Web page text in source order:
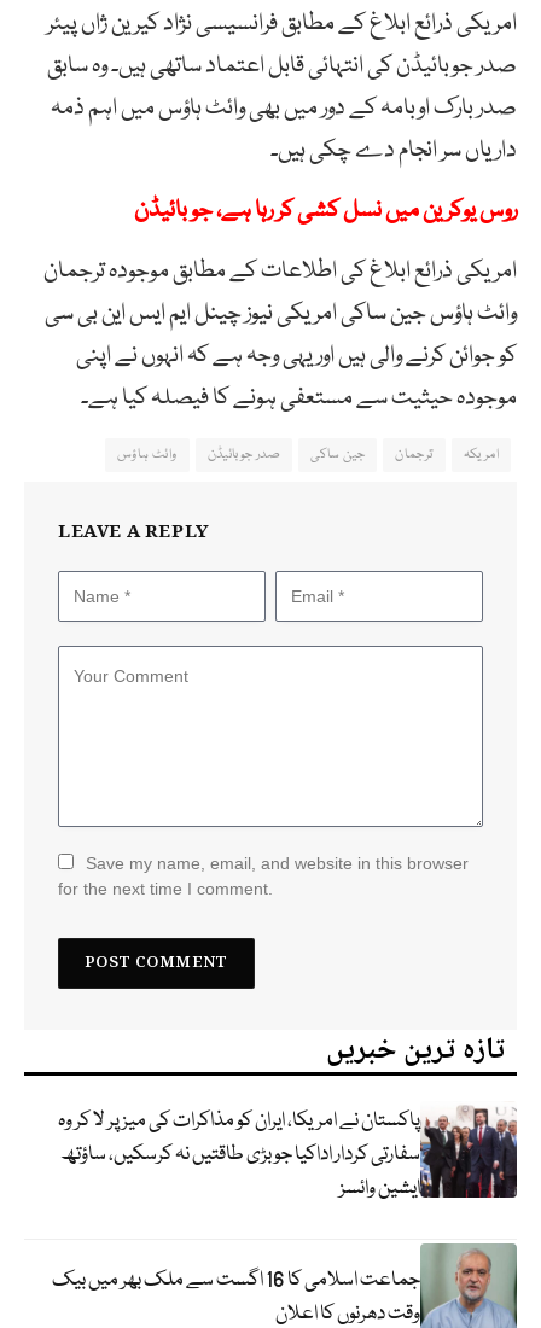
امریکی ذرائع ابلاغ کے مطابق فرانسیسی نژاد کیرین ژاں پیئر
صدر جوبائیڈن کی انتہائی قابل اعتماد ساتھی ہیں۔ وہ سابق
صدر بارک اوبامہ کے دور میں بھی وائٹ ہاؤس میں اہم ذمہ
داریاں سر انجام دے چکی ہیں۔
روس یوکرین میں نسل کشی کر رہا ہے، جو بائیڈن
امریکی ذرائع ابلاغ کی اطلاعات کے مطابق موجودہ ترجمان
وائٹ ہاؤس جین ساکی امریکی نیوز چینل ایم ایس این بی سی
کو جوائن کرنے والی ہیں اور یہی وجہ ہے کہ انہوں نے اپنی
موجودہ حیثیت سے مستعفی ہونے کا فیصلہ کیا ہے۔
امریکہ ترجمان جین ساکی صدر جوبائیڈن وائٹ ہاؤس
LEAVE A REPLY
Save my name, email, and website in this browser
for the next time I comment.
تازہ ترین خبریں
پاکستان نے امریکا، ایران کو مذاکرات کی میز پر لا کر وہ
سفارتی کردار اداکیا جو بڑی طاقتیں نہ کرسکیں، ساؤتھ
ایشین وائسز
جماعت اسلامی کا 16 اگست سے ملک بھر میں بیک
وقت دھرنوں کا اعلان